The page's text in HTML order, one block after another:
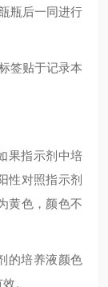
瓶后一同进行
签贴于记录本
果指示剂中培
性对照指示剂
黄色，颜色不
的培养液颜色
。